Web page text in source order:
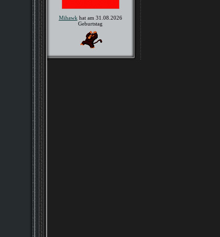
Mihawk hat am 31.08.2026
Geburtstag